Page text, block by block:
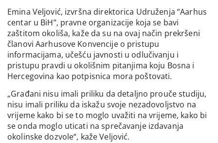
Emina Veljović, izvršna direktorica Udruženja “Aarhus
centar u BiH”, pravne organizacije koja se bavi
zaštitom okoliša, kaže da su na ovaj način prekršeni
članovi Aarhusove Konvencije o pristupu
informacijama, učešću javnosti u odlučivanju i
pristupu pravdi u okolišnim pitanjima koju Bosna i
Hercegovina kao potpisnica mora poštovati.
„Građani nisu imali priliku da detaljno prouče studiju,
nisu imali priliku da iskažu svoje nezadovoljstvo na
vrijeme kako bi se to moglo uvažiti na vrijeme, kako bi
se onda moglo uticati na sprečavanje izdavanja
okolinske dozvole“, kaže Veljović.